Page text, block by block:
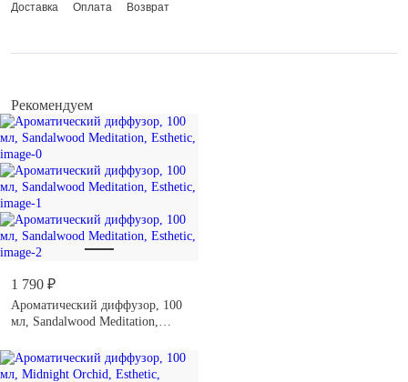
флакона и наполняет помещение ароматом. Не устанавливайте
предназначено для потребления внутрь.
Доставка Оплата Возврат
Рекомендуем
1 790 ₽
Ароматический диффузор, 100
мл, Sandalwood Meditation,